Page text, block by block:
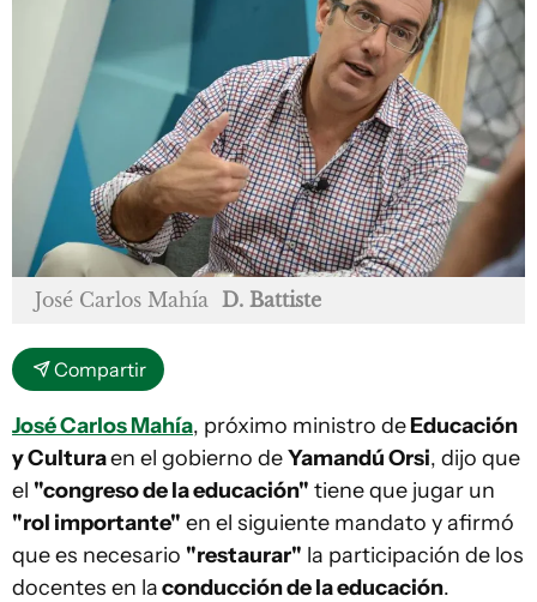
José Carlos Mahía D. Battiste
Compartir
José Carlos Mahía, próximo ministro deEducación
y Culturaen el gobierno deYamandú Orsi, dijo que
el "congreso de la educación" tiene que jugar un
"rol importante" en el siguiente mandato y afirmó
que es necesario "restaurar" la participación de los
docentes en laconducción de la educación.